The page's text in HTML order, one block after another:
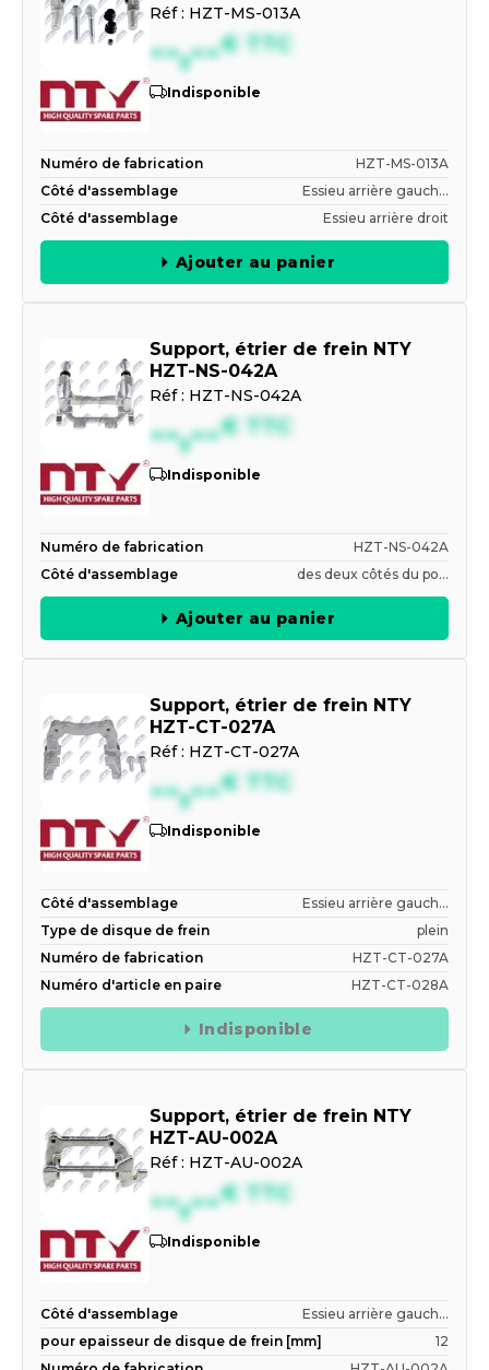
Réf : HZT-MS-013A
--,--€ TTC
Indisponible
Numéro de fabrication
HZT-MS-013A
Côté d'assemblage
Essieu arrière gauch...
Côté d'assemblage
Essieu arrière droit
Ajouter au panier
Support, étrier de frein NTY
HZT-NS-042A
Réf : HZT-NS-042A
--,--€ TTC
Indisponible
Numéro de fabrication
HZT-NS-042A
Côté d'assemblage
des deux côtés du po...
Ajouter au panier
Support, étrier de frein NTY
HZT-CT-027A
Réf : HZT-CT-027A
--,--€ TTC
Indisponible
Côté d'assemblage
Essieu arrière gauch...
Type de disque de frein
plein
Numéro de fabrication
HZT-CT-027A
Numéro d'article en paire
HZT-CT-028A
Indisponible
Support, étrier de frein NTY
HZT-AU-002A
Réf : HZT-AU-002A
--,--€ TTC
Indisponible
Côté d'assemblage
Essieu arrière gauch...
pour epaisseur de disque de frein [mm]
12